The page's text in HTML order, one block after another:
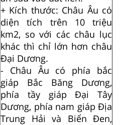
+ Kích thước: Châu Âu có
diện tích trên 10 triệu
km2, so với các châu lục
khác thì chỉ lớn hơn châu
Đại Dương.
- Châu Âu có phía bắc
giáp Bắc Băng Dương,
phía tầy giáp Đại Tây
Dương, phía nam giáp Địa
Trung Hải và Biển Đen,